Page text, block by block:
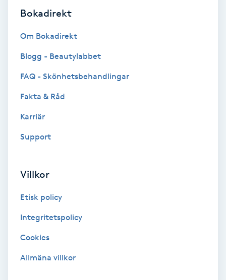
Eyeliner-tatuering
Face framing
Faceliftmassage
Fettreducering
Fibromassage
Fillers
Fotmassage
Bokadirekt
Om Bokadirekt
Blogg - Beautylabbet
FAQ - Skönhetsbehandlingar
Fakta & Råd
Karriär
Support
Villkor
Etisk policy
Integritetspolicy
Cookies
Allmäna villkor